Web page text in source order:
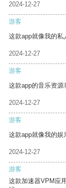
2024-12-27
游客
这款app就像我的私
2024-12-27
游客
这款app的音乐资源
2024-12-27
游客
这款app就像我的娱
2024-12-27
游客
这款加速器VPM应